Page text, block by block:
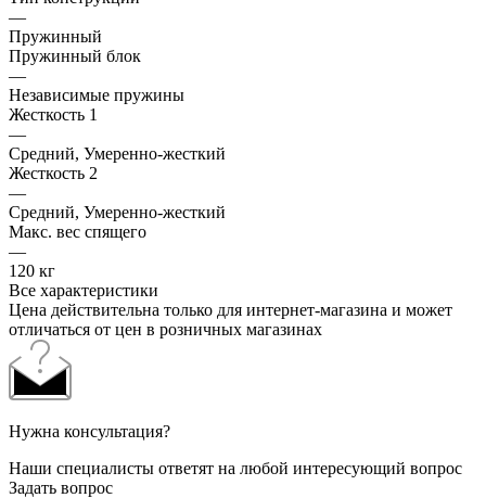
—
Пружинный
Пружинный блок
—
Независимые пружины
Жесткость 1
—
Средний, Умеренно-жесткий
Жесткость 2
—
Средний, Умеренно-жесткий
Макс. вес спящего
—
120 кг
Все характеристики
Цена действительна только для интернет-магазина и может
отличаться от цен в розничных магазинах
Нужна консультация?
Наши специалисты ответят на любой интересующий вопрос
Задать вопрос